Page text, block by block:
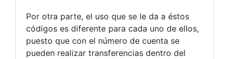
Por otra parte, el uso que se le da a éstos
códigos es diferente para cada uno de ellos,
puesto que con el número de cuenta se
pueden realizar transferencias dentro del